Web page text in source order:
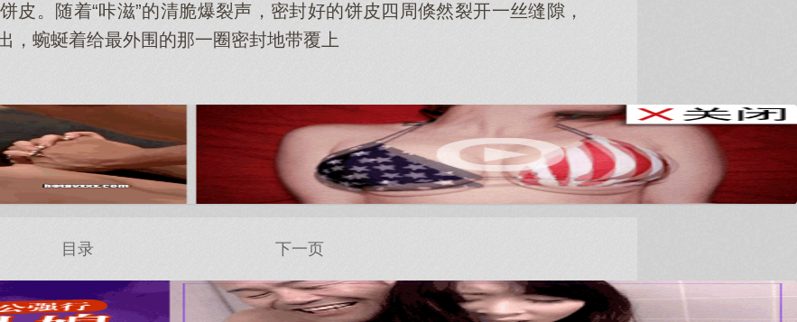
皮。随着“咔滋”的清脆爆裂声，密封好的饼皮四周倏然裂开一丝缝隙，
，蜿蜒着给最外围的那一圈密封地带覆上
目录 下一页